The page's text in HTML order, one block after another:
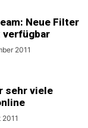
Neue Filter
verfügbar
2011
sehr viele
2011